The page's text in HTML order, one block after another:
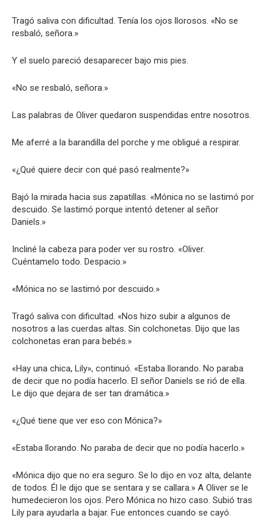
Tragó saliva con dificultad. Tenía los ojos llorosos. «No se
resbaló, señora.»
Y el suelo pareció desaparecer bajo mis pies.
«No se resbaló, señora.»
Las palabras de Oliver quedaron suspendidas entre nosotros.
Me aferré a la barandilla del porche y me obligué a respirar.
«¿Qué quiere decir con qué pasó realmente?»
Bajó la mirada hacia sus zapatillas. «Mónica no se lastimó por
descuido. Se lastimó porque intentó detener al señor
Daniels.»
Incliné la cabeza para poder ver su rostro. «Oliver.
Cuéntamelo todo. Despacio.»
«Mónica no se lastimó por descuido.»
Tragó saliva con dificultad. «Nos hizo subir a algunos de
nosotros a las cuerdas altas. Sin colchonetas. Dijo que las
colchonetas eran para bebés.»
«Hay una chica, Lily», continuó. «Estaba llorando. No paraba
de decir que no podía hacerlo. El señor Daniels se rió de ella.
Le dijo que dejara de ser tan dramática.»
«¿Qué tiene que ver eso con Mónica?»
«Estaba llorando. No paraba de decir que no podía hacerlo.»
«Mónica dijo que no era seguro. Se lo dijo en voz alta, delante
de todos. Él le dijo que se sentara y se callara.» A Oliver se le
humedecieron los ojos. Pero Mónica no hizo caso. Subió tras
Lily para ayudarla a bajar. Fue entonces cuando se cayó.